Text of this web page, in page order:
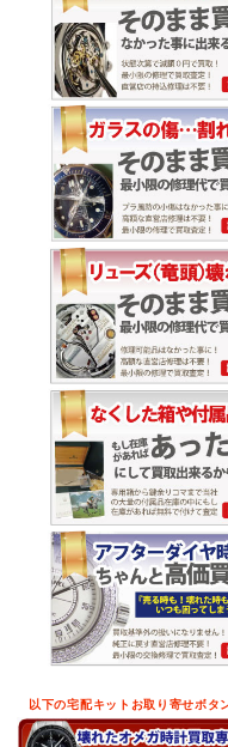
以下の宅配キットお取り寄せボタ